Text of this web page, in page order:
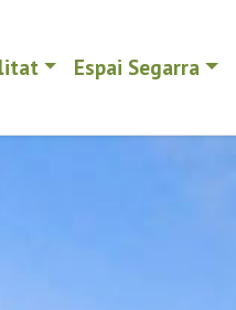
Espai Segarra